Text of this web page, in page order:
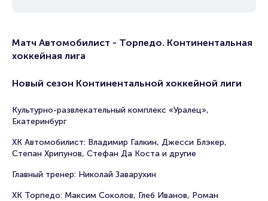
Матч Автомобилист - Торпедо. Континентальная
хоккейная лига
Новый сезон Континентальной хоккейной лиги
Культурно-развлекательный комплекс «Уралец»,
Екатеринбург
ХК Автомобилист: Владимир Галкин, Джесси Блэкер,
Степан Хрипунов, Стефан Да Коста и другие
Главный тренер: Николай Заварухин
ХК Торпедо: Максим Соколов, Глеб Иванов, Роман